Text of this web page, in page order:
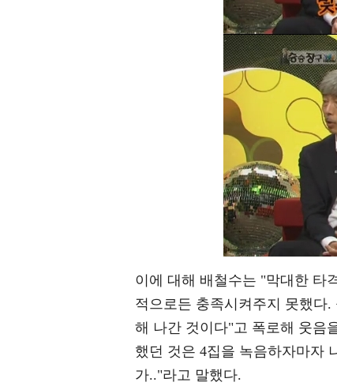
이에 대해 배철수는 "막대한 타
적으로든 충족시켜주지 못했다
해 나간 것이다"고 폭로해 웃음
했던 것은 4집을 녹음하자마자
가.."라고 말했다.